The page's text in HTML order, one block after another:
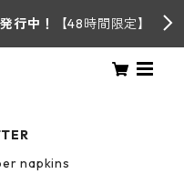
行中！ 【48時間限定】
napkins